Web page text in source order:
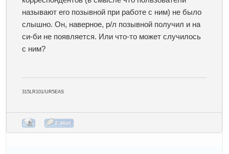
называют его позывной при работе с ним) не было
слышно. Он, наверное, р/л позывной получил и на
си-би не появляется. Или что-то может случилось
с ним?
315LR101/UR5EAS